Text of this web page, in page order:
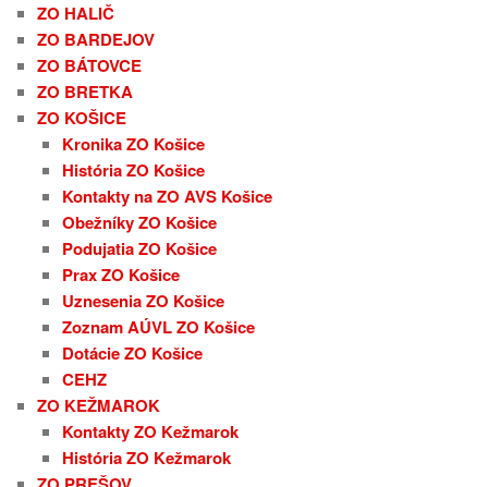
ZO HALIČ
ZO BARDEJOV
ZO BÁTOVCE
ZO BRETKA
ZO KOŠICE
Kronika ZO Košice
História ZO Košice
Kontakty na ZO AVS Košice
Obežníky ZO Košice
Podujatia ZO Košice
Prax ZO Košice
Uznesenia ZO Košice
Zoznam AÚVL ZO Košice
Dotácie ZO Košice
CEHZ
ZO KEŽMAROK
Kontakty ZO Kežmarok
História ZO Kežmarok